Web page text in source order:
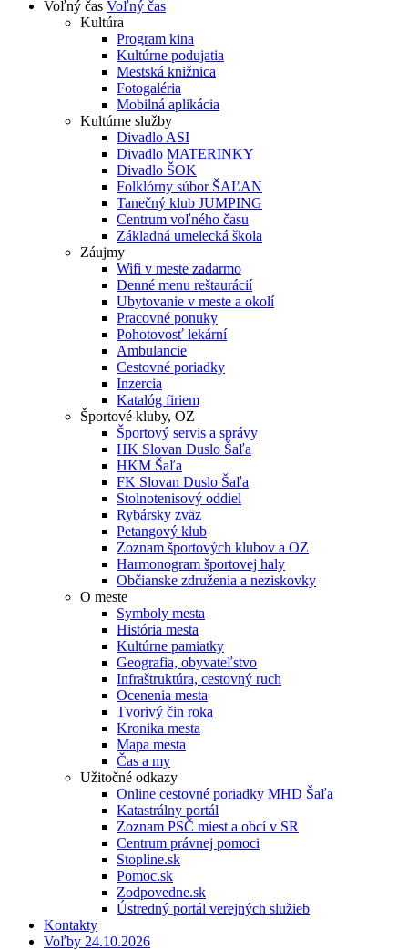
Voľný čas Voľný čas
Kultúra
Program kina
Kultúrne podujatia
Mestská knižnica
Fotogaléria
Mobilná aplikácia
Kultúrne služby
Divadlo ASI
Divadlo MATERINKY
Divadlo ŠOK
Folklórny súbor ŠAĽAN
Tanečný klub JUMPING
Centrum voľného času
Základná umelecká škola
Záujmy
Wifi v meste zadarmo
Denné menu reštaurácií
Ubytovanie v meste a okolí
Pracovné ponuky
Pohotovosť lekární
Ambulancie
Cestovné poriadky
Inzercia
Katalóg firiem
Športové kluby, OZ
Športový servis a správy
HK Slovan Duslo Šaľa
HKM Šaľa
FK Slovan Duslo Šaľa
Stolnotenisový oddiel
Rybársky zväz
Petangový klub
Zoznam športových klubov a OZ
Harmonogram športovej haly
Občianske združenia a neziskovky
O meste
Symboly mesta
História mesta
Kultúrne pamiatky
Geografia, obyvateľstvo
Infraštruktúra, cestovný ruch
Ocenenia mesta
Tvorivý čin roka
Kronika mesta
Mapa mesta
Čas a my
Užitočné odkazy
Online cestovné poriadky MHD Šaľa
Katastrálny portál
Zoznam PSČ miest a obcí v SR
Centrum právnej pomoci
Stopline.sk
Pomoc.sk
Zodpovedne.sk
Ústredný portál verejných služieb
Kontakty
Voľby 24.10.2026